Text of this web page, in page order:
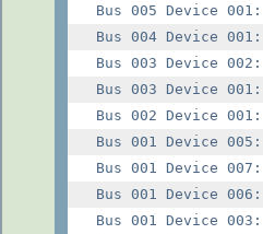
Bus 005 Device
Bus 004 Device
Bus 003 Device
Bus 003 Device
Bus 002 Device
Bus 001 Device
Bus 001 Device
Bus 001 Device
Bus 001 Device